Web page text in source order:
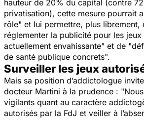
hauteur de 20% du capital (contre
privatisation), cette mesure pourrait
rôle" et lui permettre, plus librement,
réglementer la publicité pour les jeux
actuellement envahissante" et de "
de santé publique concrets".
Surveiller les jeux
Mais sa position d’addictologue
docteur Martini à la prudence : "
vigilants quant au caractère
autorisés par la FdJ et veiller à